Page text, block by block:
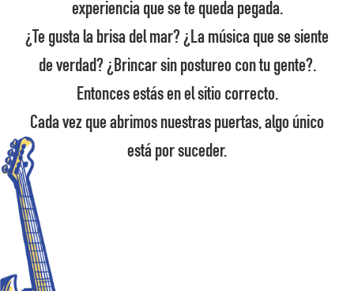
experiencia que se te queda pegada.
¿Te gusta la brisa del mar? ¿La música que se siente
de verdad? ¿Brincar sin postureo con tu gente?.
Entonces estás en el sitio correcto.
Cada vez que abrimos nuestras puertas, algo único
está por suceder.